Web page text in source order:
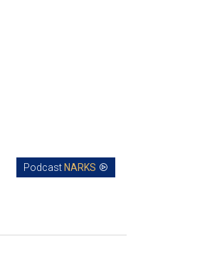
Podcast NARKS